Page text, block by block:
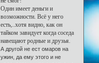
Один имеет деньги и
возможности. Всё у него
есть,..хотя видно, как он
тайком завидует когда соседа
навещают родные и друзья.
А другой не ест омаров на
ужин, да ему этого и не